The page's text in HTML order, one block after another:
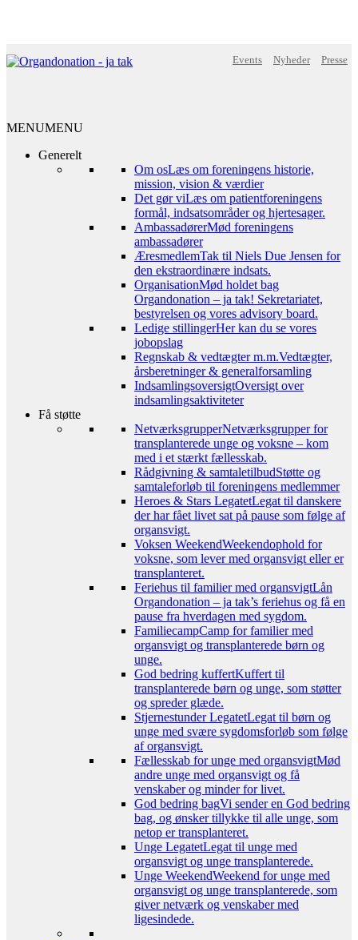
Events Nyheder Presse
MENUMENU
Generelt
Om osLæs om foreningens historie,
mission, vision & værdier
Det gør viLæs om patientforeningens
formål, indsatsområder og hjertesager.
AmbassadørerMød foreningens
ambassadører
ÆresmedlemTak til Niels Due Jensen for
den ekstraordinære indsats.
OrganisationMød holdet bag
Organdonation – ja tak! Sekretariatet,
bestyrelsen og vores advisory board.
Ledige stillingerHer kan du se vores
jobopslag
Regnskab & vedtægter m.m.Vedtægter,
årsberetninger & generalforsamling
IndsamlingsoversigtOversigt over
indsamlingsaktiviteter
Få støtte
NetværksgrupperNetværksgrupper for
transplanterede unge og voksne – kom
med i et stærkt fællesskab.
Rådgivning & samtaletilbudStøtte og
samtaleforløb til foreningens medlemmer
Heroes & Stars LegatetLegat til danskere
der har fået livet sat på pause som følge af
organsvigt.
Voksen WeekendWeekendophold for
voksne, som lever med organsvigt eller er
transplanteret.
Feriehus til familier med organsvigtLån
Organdonation – ja tak’s feriehus og få en
pause fra hverdagen med sygdom.
FamiliecampCamp for familier med
organsvigt og transplanterede børn og
unge.
God bedring kuffertKuffert til
transplanterede børn og unge, som støtter
og spreder glæde.
Stjernestunder LegatetLegat til børn og
unge med svære sygdomsforløb som følge
af organsvigt.
Fællesskab for unge med organsvigtMød
andre unge med organsvigt og få
venskaber og minder for livet.
God bedring bagVi sender en God bedring
bag, og ønsker tillykke til alle unge, som
netop er transplanteret.
Unge LegatetLegat til unge med
organsvigt og unge transplanterede.
Unge WeekendWeekend for unge med
organsvigt og unge transplanterede, som
giver netværk og venskaber med
ligesindede.